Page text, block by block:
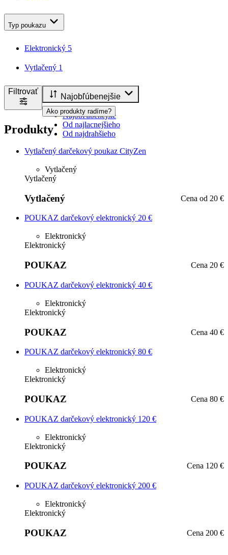
Typ poukazu
Elektronický 5
Vytlačený 1
Filtrovať
Najobľúbenejšie
Najobľúbenejšie
Od najlacnejšieho
Od najdrahšieho
Ako produkty radíme?
Produkty
Vytlačený darčekový poukaz CityZen
Vytlačený
Vytlačený
Vytlačený Cena od 20 €
POUKAZ darčekový elektronický 20 €
Elektronický
Elektronický
POUKAZ Cena 20 €
POUKAZ darčekový elektronický 40 €
Elektronický
Elektronický
POUKAZ Cena 40 €
POUKAZ darčekový elektronický 80 €
Elektronický
Elektronický
POUKAZ Cena 80 €
POUKAZ darčekový elektronický 120 €
Elektronický
Elektronický
POUKAZ Cena 120 €
POUKAZ darčekový elektronický 200 €
Elektronický
Elektronický
POUKAZ Cena 200 €